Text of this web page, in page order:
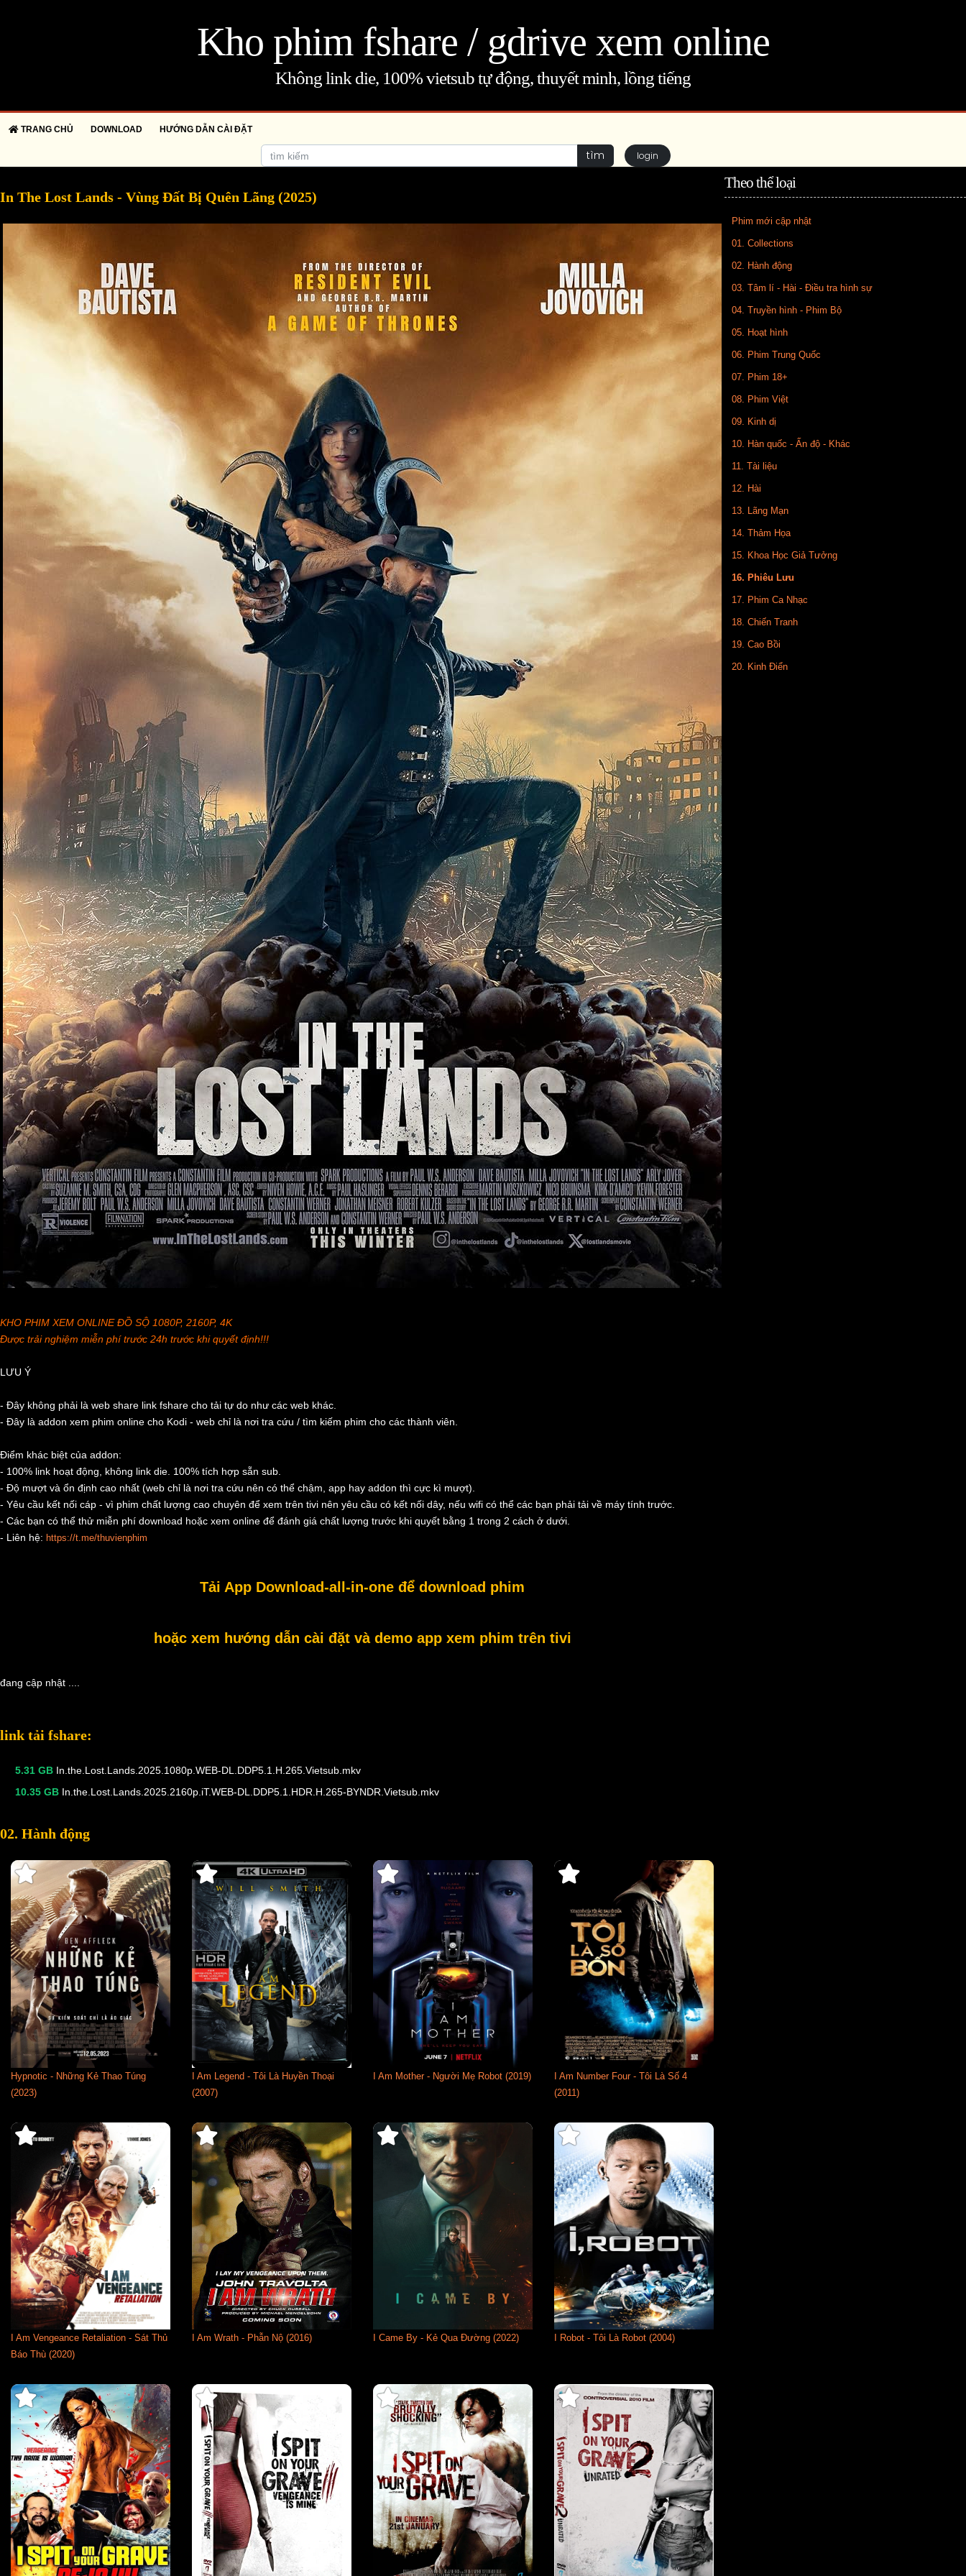
Kho phim fshare / gdrive xem online
Không link die, 100% vietsub tự động, thuyết minh, lồng tiếng
TRANG CHỦ DOWNLOAD HƯỚNG DẪN CÀI ĐẶT
tìm login
In The Lost Lands - Vùng Đất Bị Quên Lãng (2025)
KHO PHIM XEM ONLINE ĐỒ SỘ 1080P, 2160P, 4K
Được trải nghiệm miễn phí trước 24h trước khi quyết định!!!
LƯU Ý
- Đây không phải là web share link fshare cho tải tự do như các web khác.
- Đây là addon xem phim online cho Kodi - web chỉ là nơi tra cứu / tìm kiếm phim cho các thành viên.
Điểm khác biệt của addon:
- 100% link hoạt động, không link die. 100% tích hợp sẵn sub.
- Độ mượt và ổn định cao nhất (web chỉ là nơi tra cứu nên có thể chậm, app hay addon thì cực kì mượt).
- Yêu cầu kết nối cáp - vì phim chất lượng cao chuyên để xem trên tivi nên yêu cầu có kết nối dây, nếu wifi có thể các bạn phải tải về máy tính trước.
- Các bạn có thể thử miễn phí download hoặc xem online để đánh giá chất lượng trước khi quyết bằng 1 trong 2 cách ở dưới.
- Liên hệ: https://t.me/thuvienphim
Tải App Download-all-in-one để download phim
hoặc xem hướng dẫn cài đặt và demo app xem phim trên tivi
đang cập nhật ....
link tải fshare:
5.31 GB In.the.Lost.Lands.2025.1080p.WEB-DL.DDP5.1.H.265.Vietsub.mkv
10.35 GB In.the.Lost.Lands.2025.2160p.iT.WEB-DL.DDP5.1.HDR.H.265-BYNDR.Vietsub.mkv
02. Hành động
Hypnotic - Những Kẻ Thao Túng
(2023)
I Am Legend - Tôi Là Huyền Thoại
(2007)
I Am Mother - Người Mẹ Robot (2019)
I Am Number Four - Tôi Là Số 4
(2011)
I Am Vengeance Retaliation - Sát Thủ
Báo Thù (2020)
I Am Wrath - Phẫn Nộ (2016) I Came By - Kẻ Qua Đường (2022) I Robot - Tôi Là Robot (2004)
Theo thể loại
Phim mới cập nhật
01. Collections
02. Hành động
03. Tâm lí - Hài - Điều tra hình sự
04. Truyền hình - Phim Bộ
05. Hoạt hình
06. Phim Trung Quốc
07. Phim 18+
08. Phim Việt
09. Kinh dị
10. Hàn quốc - Ấn độ - Khác
11. Tài liệu
12. Hài
13. Lãng Mạn
14. Thảm Họa
15. Khoa Học Giả Tưởng
16. Phiêu Lưu
17. Phim Ca Nhạc
18. Chiến Tranh
19. Cao Bồi
20. Kinh Điển